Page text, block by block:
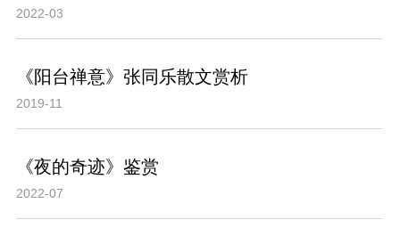
2022-03
《阳台禅意》张同乐散文赏析
2019-11
《夜的奇迹》鉴赏
2022-07